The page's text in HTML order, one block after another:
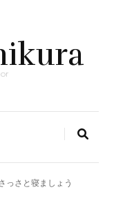
っさと寝ましょう